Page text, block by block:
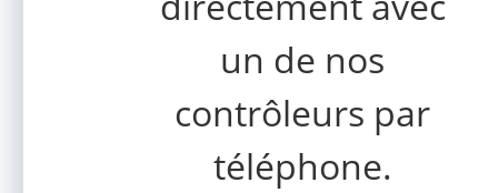
un de nos
contrôleurs par
téléphone.